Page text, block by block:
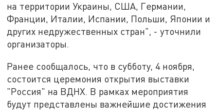
на территории Украины, США, Германии,
Франции, Италии, Испании, Польши, Японии и
других недружественных стран", - уточнили
организаторы.
Ранее сообщалось, что в субботу, 4 ноября,
состоится церемония открытия выставки
"Россия" на ВДНХ. В рамках мероприятия
будут представлены важнейшие достижения